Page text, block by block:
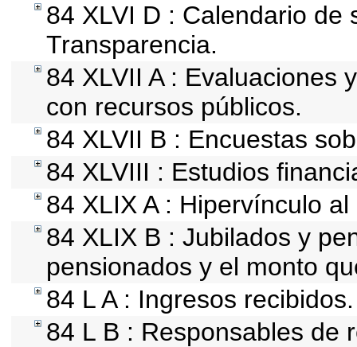
84 XLVI D : Calendario de
Transparencia.
84 XLVII A : Evaluaciones
con recursos públicos.
84 XLVII B : Encuestas
84 XLVIII : Estudios
84 XLIX A : Hipervínculo
84 XLIX B : Jubilados y
pensionados y el monto
84 L A : Ingresos recibidos.
84 L B : Responsables de